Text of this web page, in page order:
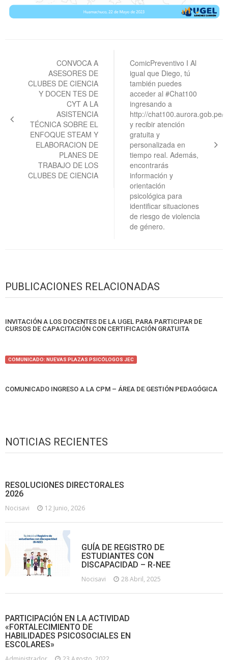
entradas
CONVOCA A
ASESORES DE
CLUBES DE CIENCIA
Y DOCEN TES DE
CYT A LA
ASISTENCIA
TÉCNICA SOBRE EL
ENFOQUE STEAM Y
ELABORACION DE
PLANES DE
TRABAJO DE LOS
CLUBES DE CIENCIA
ComicPreventivo I Al
igual que Diego, tú
también puedes
acceder al #Chat100
ingresando a
http://chat100.aurora.gob.pe/
y recibir atención
gratuita y
personalizada en
tiempo real. Además,
encontrarás
información y
orientación
psicológica para
identificar situaciones
de riesgo de violencia
de género.
PUBLICACIONES RELACIONADAS
INVITACIÓN A LOS DOCENTES DE LA UGEL PARA PARTICIPAR DE
CURSOS DE CAPACITACIÓN CON CERTIFICACIÓN GRATUITA
COMUNICADO: NUEVAS PLAZAS PSICÓLOGOS JEC
COMUNICADO INGRESO A LA CPM – ÁREA DE GESTIÓN PEDAGÓGICA
NOTICIAS RECIENTES
RESOLUCIONES DIRECTORALES
2026
Nocisavi 12 Junio, 2026
GUÍA DE REGISTRO DE
ESTUDIANTES CON
DISCAPACIDAD – R-NEE
Nocisavi 28 Abril, 2025
PARTICIPACIÓN EN LA ACTIVIDAD
«FORTALECIMIENTO DE
HABILIDADES PSICOSOCIALES EN
ESCOLARES»